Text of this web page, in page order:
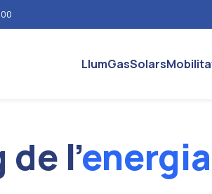
LlumGasSolars
de l'